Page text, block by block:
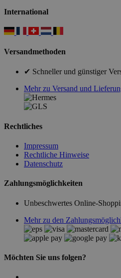
International
Versandmethoden
✔ Schneller und günstiger
Mehr zu Versand und
Rechtliches
Impressum
Rechtliche Hinweise
Datenschutz
Zahlungsmöglichkeiten
Unbeschwertes Online-
Mehr zu den
Möchten Sie uns folgen?